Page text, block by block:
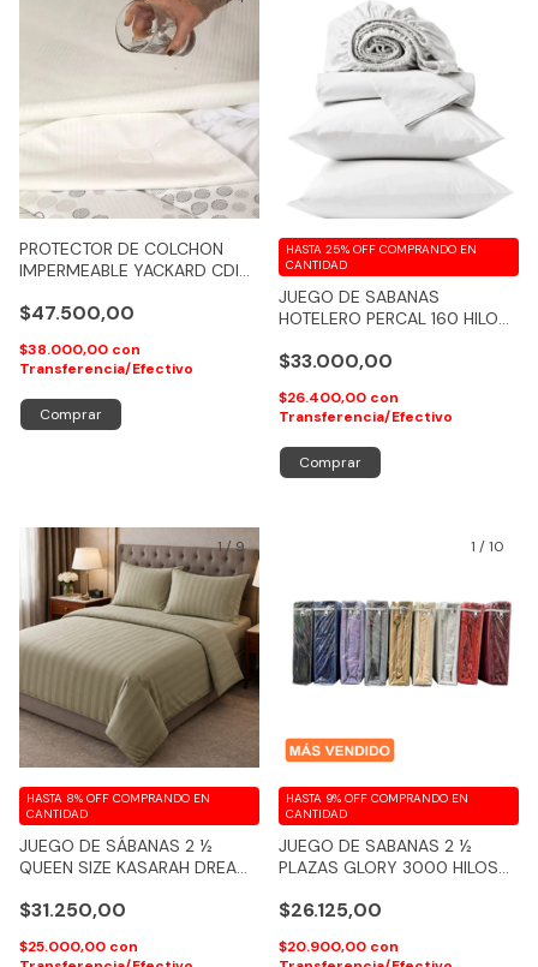
PROTECTOR DE COLCHON
IMPERMEABLE YACKARD CDI
$47.500,00
$38.000,00 con
Transferencia/Efectivo
Comprar
JUEGO DE SABANAS
HOTELERO PERCAL 160 HILOS
$33.000,00
HASTA 25% OFF COMPRANDO EN
CANTIDAD
$26.400,00 con
Transferencia/Efectivo
Comprar
1/9
JUEGO DE SÁBANAS 2 ½
QUEEN SIZE KASARAH DREAM
QUALITY)
$31.250,00
HASTA 8% OFF COMPRANDO EN
CANTIDAD
$25.000,00 con
1 /10
JUEGO DE SABANAS 2 ½
PLAZAS GLORY 3000 HILOS
$26.125,00
HASTA 9% OFF COMPRANDO EN
CANTIDAD
$20.900,00 con